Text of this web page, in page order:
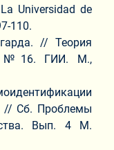
Universidad de
110.
// Теория
№16. ГИИ. М.,
// Сб. Проблемы
Вып. 4 М.